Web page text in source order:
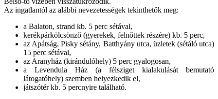
Az ingatlantól az alábbi nevezetességek tekinthetők meg:
a Balaton, strand kb. 5 perc sétával,
kerékpárkölcsönző (gyerekek, felnőttek részére) kb. 5 perc,
az Apátság, Pisky sétány, Batthyány utca, üzletek (sétáló utca)
15 perc sétával,
az Aranyház (kirándulóhely) 5 perc gyalogosan,
a Levendula Ház (a félsziget kialakulását bemutató
látogatóhely) szemben helyezkedik el,
játszótér kb. 5 percnyire található.